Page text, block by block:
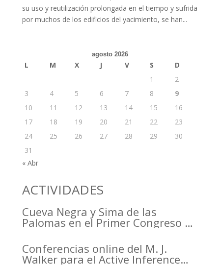
su uso y reutilización prolongada en el tiempo y sufrida
por muchos de los edificios del yacimiento, se han...
agosto 2026
L M X J V S
D
1
2
3
4 5 6 7 8
9
10
11 12 13 14 15
16
17
18 19 20 21 22
23
24
25 26 27 28 29
30
31
« Abr
ACTIVIDADES
Cueva Negra y Sima de las
Palomas en el Primer Congreso de
Murcia organizado por el CDL
Conferencias online del M. J.
Walker para el Active Inference